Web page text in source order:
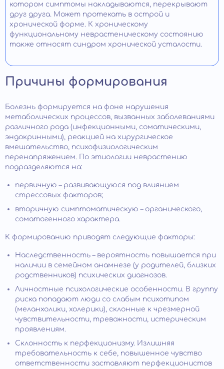
котором симптомы накладываются, перекрывают
друг друга. Может протекать в острой и
хронической форме. К хроническому
функциональному неврастеническому состоянию
также относят синдром хронической усталости.
Причины формирования
Болезнь формируется на фоне нарушения
метаболических процессов, вызванных заболеваниями
различного рода (инфекционными, соматическими,
эндокринными), реакцией на хирургическое
вмешательство, психофизиологическим
перенапряжением. По этиологии неврастению
подразделяются на:
первичную – развивающуюся под влиянием
стрессовых факторов;
вторичную симптоматическую – органического,
соматогенного характера.
К формированию приводят следующие факторы:
Наследственность – вероятность повышается при
наличии в семейном анамнезе (у родителей, близких
родственников) психических диагнозов.
Личностные психологические особенности. В группу
риска попадают люди со слабым психотипом
(меланхолики, холерики), склонные к чрезмерной
чувствительности, тревожности, истерическим
проявлениям.
Склонность к перфекционизму. Излишняя
требовательность к себе, повышенное чувство
ответственности заставляют перфекционистов